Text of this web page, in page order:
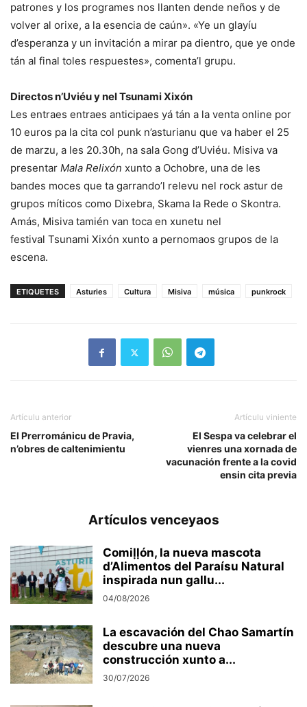
patrones y los programes nos llanten dende neños y de
volver al orixe, a la esencia de caún». «Ye un glayíu
d’esperanza y un invitación a mirar pa dientro, que ye onde
tán al final toles respuestes», comenta’l grupu.
Directos n’Uviéu y nel Tsunami Xixón
Les entraes entraes anticipaes yá tán a la venta online por
10 euros pa la cita col punk n’asturianu que va haber el 25
de marzu, a les 20.30h, na sala Gong d’Uviéu. Misiva va
presentar Mala Relixón xunto a Ochobre, una de les
bandes moces que ta garrando’l relevu nel rock astur de
grupos míticos como Dixebra, Skama la Rede o Skontra.
Amás, Misiva tamién van toca en xunetu nel
festival Tsunami Xixón xunto a pernomaos grupos de la
escena.
ETIQUETES Asturies Cultura Misiva música punkrock
Artículu anterior
El Prerrománicu de Pravia,
n’obres de caltenimientu
Artículu viniente
El Sespa va celebrar el
vienres una xornada de
vacunación frente a la covid
ensin cita previa
Artículos venceyaos
Comiḷḷón, la nueva mascota
d’Alimentos del Paraísu Natural
inspirada nun gallu...
04/08/2026
La escavación del Chao Samartín
descubre una nueva
construcción xunto a...
30/07/2026